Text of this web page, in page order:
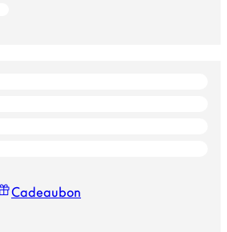
Cadeaubon